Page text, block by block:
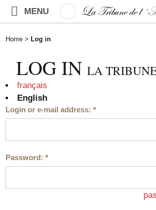
MENU
Home > Log in
LOG IN LA
français
English
Login or e-mail address:*
Password:*